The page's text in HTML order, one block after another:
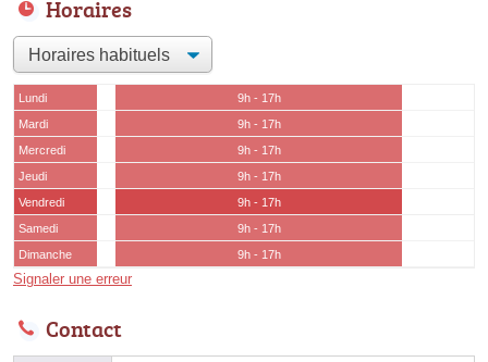
Horaires
Lundi
9h - 17h
Mardi
9h - 17h
Mercredi
9h - 17h
Jeudi
9h - 17h
Vendredi
9h - 17h
Samedi
9h - 17h
Dimanche
9h - 17h
Signaler une erreur
Contact